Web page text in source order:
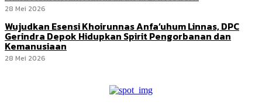
28 Mei 2026
Wujudkan Esensi Khoirunnas Anfa’uhum Linnas, DPC
Gerindra Depok Hidupkan Spirit Pengorbanan dan
Kemanusiaan
28 Mei 2026